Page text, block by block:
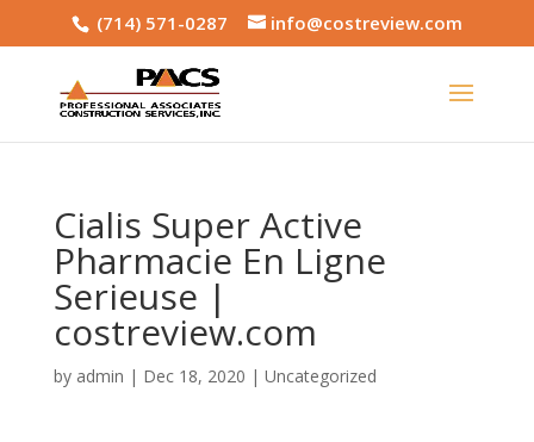
(714) 571-0287 info@costreview.com
Cialis Super Active
Pharmacie En Ligne
Serieuse |
costreview.com
by admin | Dec 18, 2020 | Uncategorized